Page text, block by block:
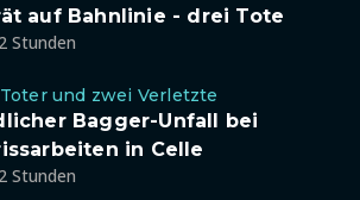
auf Bahnlinie - drei Tote
Stunden
und zwei Verletzte
Bagger-Unfall bei
in Celle
Stunden